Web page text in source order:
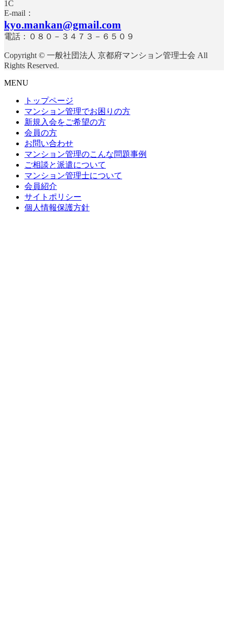
E-mail：
kyo.mankan@gmail.com
電話：０８０－３４７３－６５０９
Copyright © 一般社団法人 京都府マンション管理士会 All
Rights Reserved.
MENU
トップページ
マンション管理でお困りの方
新規入会をご希望の方
会員の方
お問い合わせ
マンション管理のこんな問題事例
ご相談と派遣について
マンション管理士について
会員紹介
サイトポリシー
個人情報保護方針